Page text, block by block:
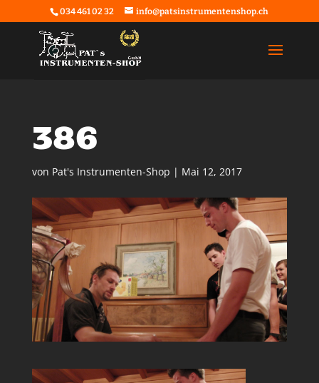
034 461 02 32 info@patsinstrumentenshop.ch
386
von Pat's Instrumenten-Shop | Mai 12, 2017